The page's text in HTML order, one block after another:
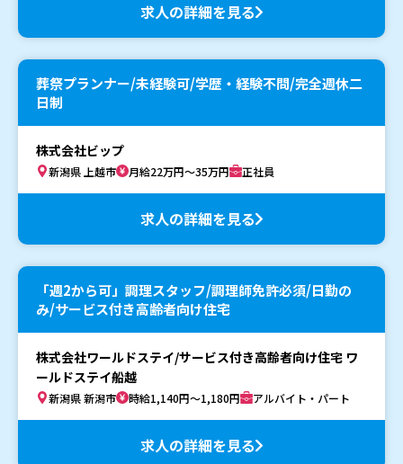
求人の詳細を見る
葬祭プランナー/未経験可/学歴・経験不問/完全週休二
日制
株式会社ビップ
新潟県 上越市 月給22万円～35万円 正社員
求人の詳細を見る
「週2から可」調理スタッフ/調理師免許必須/日勤の
み/サービス付き高齢者向け住宅
株式会社ワールドステイ/サービス付き高齢者向け住宅 ワ
ールドステイ船越
新潟県 新潟市 時給1,140円～1,180円 アルバイト・パート
求人の詳細を見る